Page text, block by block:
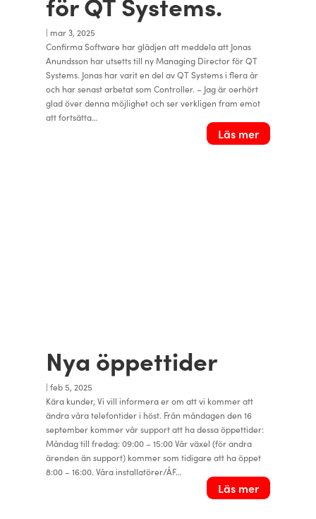
| mar 3, 2025
Confirma Software har glädjen att meddela att Jonas
Anundsson har utsetts till ny Managing Director för QT
Systems. Jonas har varit en del av QT Systems i flera år
och har senast arbetat som Controller. – Jag är oerhört
glad över denna möjlighet och ser verkligen fram emot
att fortsätta…
Läs mer
Nya öppettider
| feb 5, 2025
Kära kunder, Vi vill informera er om att vi kommer att
ändra våra telefontider i höst. Från måndagen den 16
september kommer vår support att ha dessa öppettider:
Måndag till fredag: 09:00 – 15:00 Vår växel (för andra
ärenden än support) kommer som tidigare att ha öppet
8:00 – 16:00. Våra installatörer/ÅF…
Läs mer